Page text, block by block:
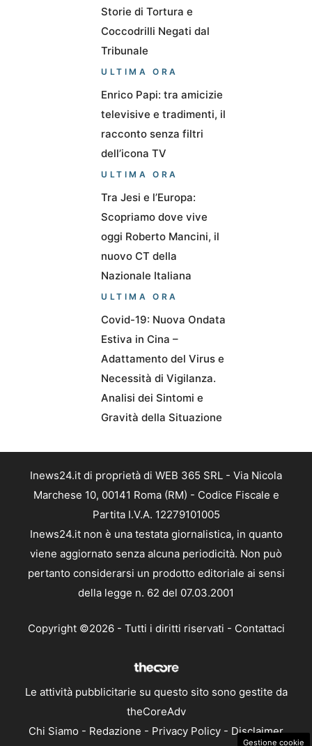
Storie di Tortura e
Coccodrilli Negati dal
Tribunale
ULTIMA ORA
Enrico Papi: tra amicizie
televisive e tradimenti, il
racconto senza filtri
dell’icona TV
ULTIMA ORA
Tra Jesi e l’Europa:
Scopriamo dove vive
oggi Roberto Mancini, il
nuovo CT della
Nazionale Italiana
ULTIMA ORA
Covid-19: Nuova Ondata
Estiva in Cina –
Adattamento del Virus e
Necessità di Vigilanza.
Analisi dei Sintomi e
Gravità della Situazione
Inews24.it di proprietà di WEB 365 SRL - Via Nicola
Marchese 10, 00141 Roma (RM) - Codice Fiscale e
Partita I.V.A. 12279101005
Inews24.it non è una testata giornalistica, in quanto
viene aggiornato senza alcuna periodicità. Non può
pertanto considerarsi un prodotto editoriale ai sensi
della legge n. 62 del 07.03.2001
Copyright ©2026 - Tutti i diritti riservati - Contattaci
Le attività pubblicitarie su questo sito sono gestite da
theCoreAdv
Chi Siamo - Redazione - Privacy Policy - Disclaimer
Gestione cookie